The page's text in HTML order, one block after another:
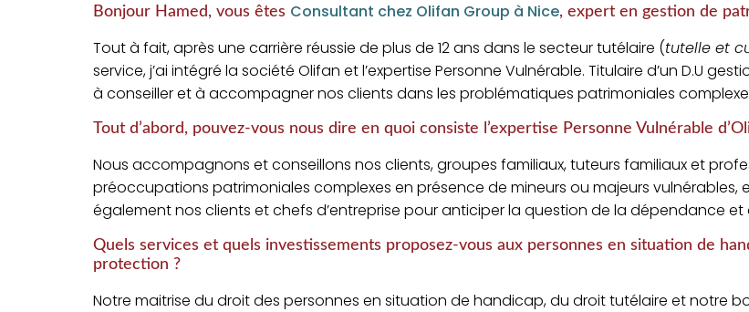
Bonjour Hamed, vous êtes Consultant chez Olifan Group à Nice, expert en gestion de
Tout à fait, après une carrière réussie de plus de 12 ans dans le secteur tutélaire (tutelle et
service, j’ai intégré la société Olifan et l’expertise Personne Vulnérable. Titulaire d’un D.U
à conseiller et à accompagner nos clients dans les problématiques patrimoniales
Tout d’abord, pouvez-vous nous dire en quoi consiste l’expertise Personne Vulnérable
Nous accompagnons et conseillons nos clients, groupes familiaux, tuteurs familiaux et
préoccupations patrimoniales complexes en présence de mineurs ou majeurs
également nos clients et chefs d’entreprise pour anticiper la question de la dépendance et
Quels services et quels investissements proposez-vous aux personnes en situation de
protection ?
Notre maitrise du droit des personnes en situation de handicap, du droit tutélaire et notre